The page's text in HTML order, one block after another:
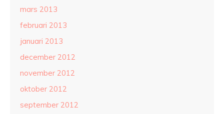
mars 2013
februari 2013
januari 2013
december 2012
november 2012
oktober 2012
september 2012